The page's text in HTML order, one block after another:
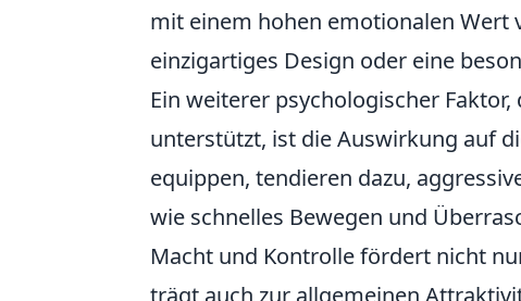
mit einem hohen emotionalen Wert
einzigartiges Design oder eine
Ein weiterer psychologischer
unterstützt, ist die Auswirkung auf
equippen, tendieren dazu,
wie schnelles Bewegen und
Macht und Kontrolle fördert nicht
trägt auch zur allgemeinen